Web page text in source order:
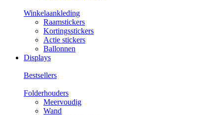
Winkelaankleding
Raamstickers
Kortingsstickers
Actie stickers
Ballonnen
Displays
Bestsellers
Folderhouders
Meervoudig
Wand